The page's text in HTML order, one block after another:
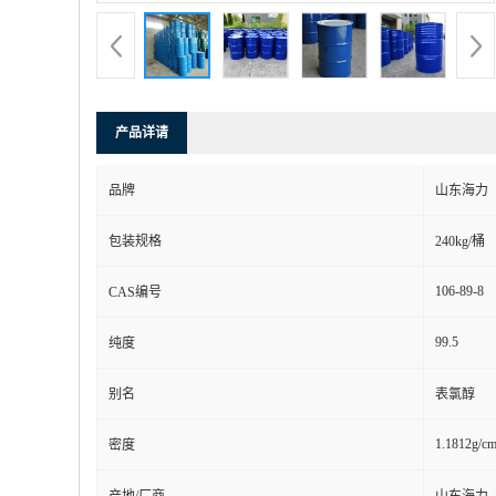
产品详请
品牌 山东海力
包装规格 240kg/桶
CAS编号 106-89-8
纯度 99.5
别名 表氯醇
密度 1.1812g/